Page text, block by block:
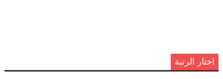
اختار الرتبة